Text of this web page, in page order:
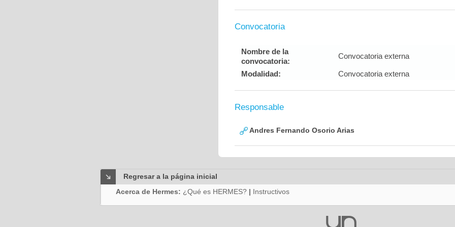
Convocatoria
Nombre de la
convocatoria:
Convocatoria externa
Modalidad: Convocatoria externa
Responsable
Andres Fernando Osorio Arias
Regresar a la página inicial
Acerca de Hermes: ¿Qué es HERMES? | Instructivos